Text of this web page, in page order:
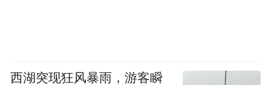
西湖突现狂风暴雨，游客瞬